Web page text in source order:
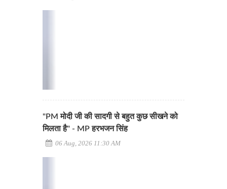
"PM मोदी जी की सादगी से बहुत कुछ सीखने को
मिलता है" - MP हरभजन सिंह
06 Aug, 2026 11:30 AM